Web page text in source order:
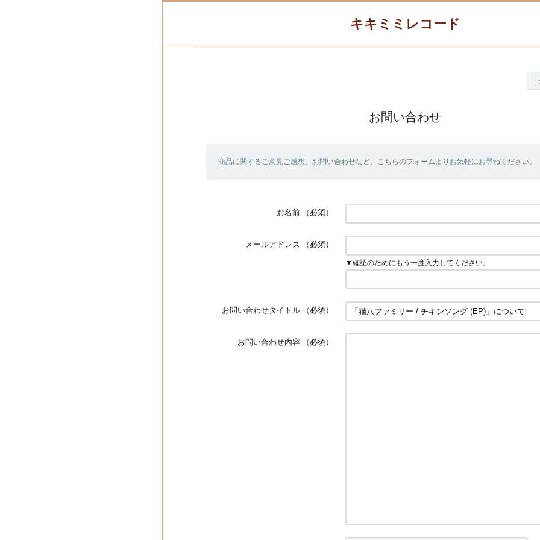
キキミミレコード
お問い合わせ
商品に関するご意見ご感想、お問い合わせなど、こちらのフォームよりお気軽にお尋ねください。
お名前 （必須）
メールアドレス （必須）
▼確認のためにもう一度入力してください。
お問い合わせタイトル （必須）
お問い合わせ内容 （必須）